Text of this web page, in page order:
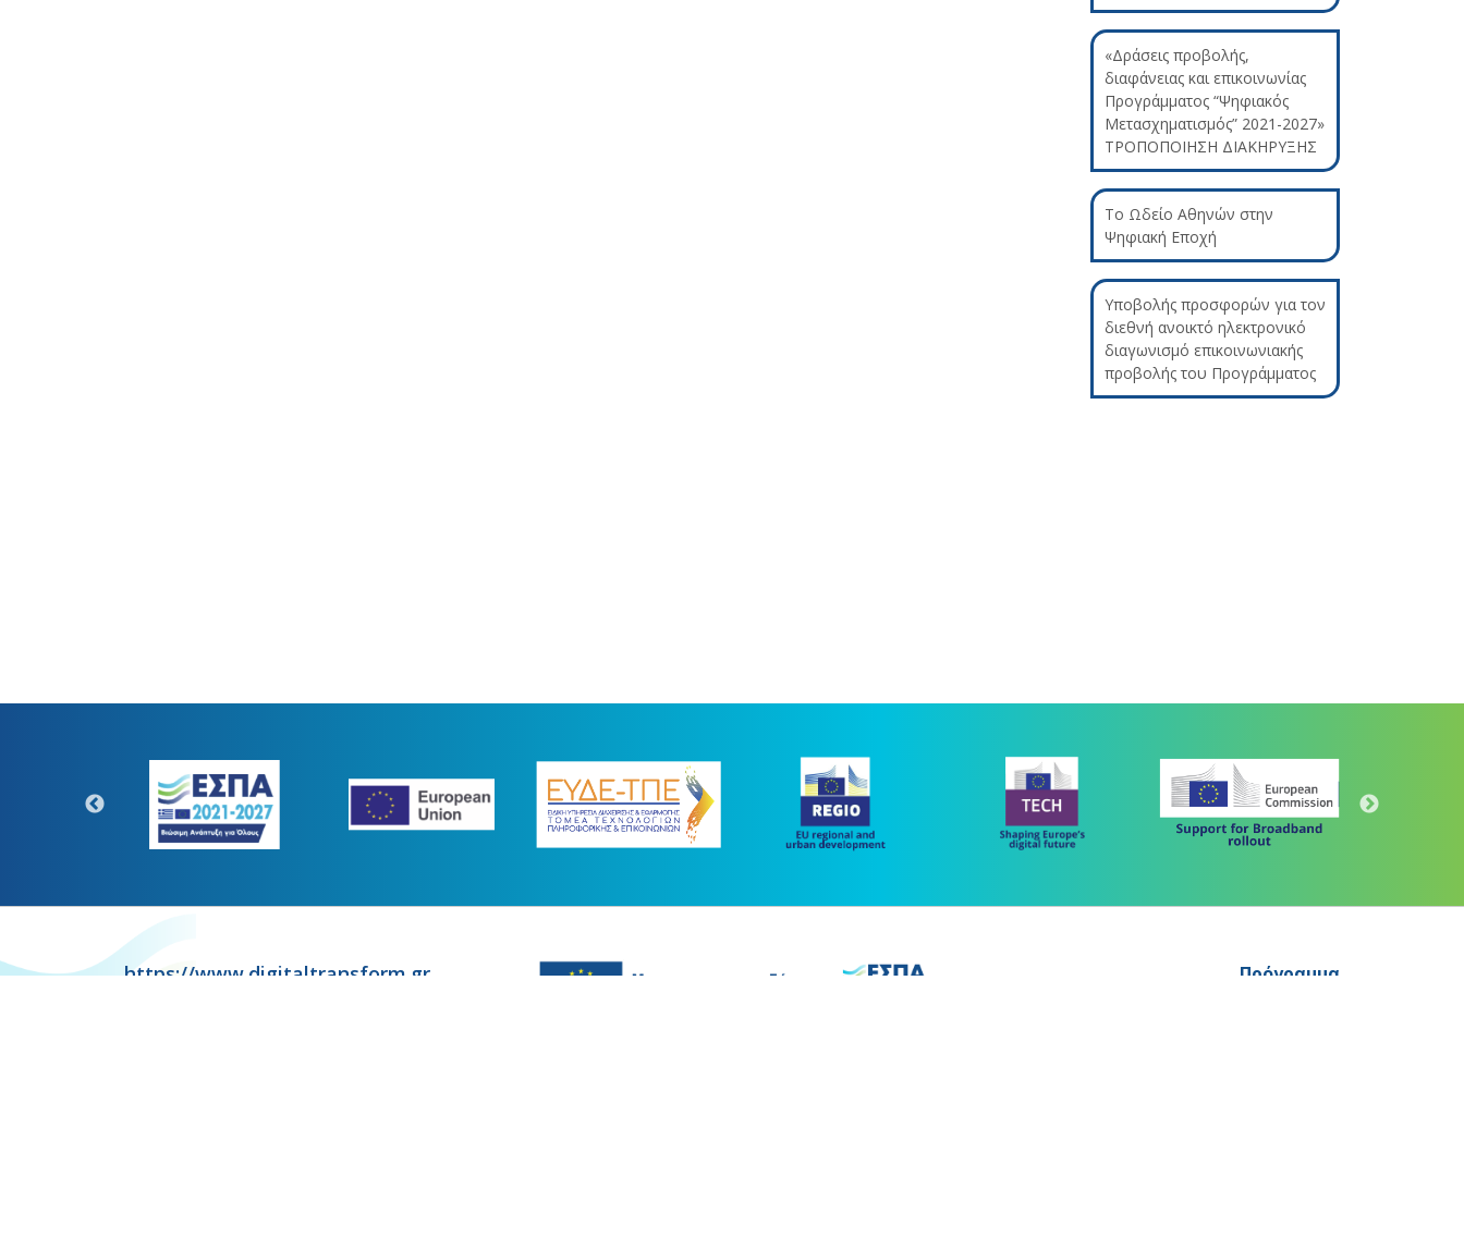
«Δράσεις προβολής,
διαφάνειας και επικοινωνίας
Προγράμματος “Ψηφιακός
Μετασχηματισμός” 2021-2027»
ΤΡΟΠΟΠΟΙΗΣΗ ΔΙΑΚΗΡΥΞΗΣ
Το Ωδείο Αθηνών στην
Ψηφιακή Εποχή
Υποβολής προσφορών για τον
διεθνή ανοικτό ηλεκτρονικό
διαγωνισμό επικοινωνιακής
προβολής του Προγράμματος
https://www.digitaltransform.gr
Πρόγραμμα